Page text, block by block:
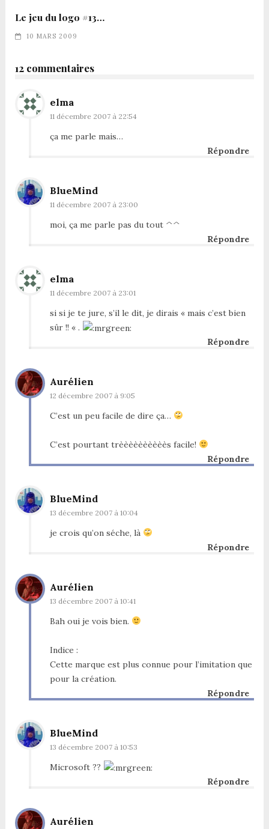
Le jeu du logo #13…
10 MARS 2009
12 commentaires
elma
11 décembre 2007 à 22:54
ça me parle mais…
Répondre
BlueMind
11 décembre 2007 à 23:00
moi, ça me parle pas du tout ^^
Répondre
elma
11 décembre 2007 à 23:01
si si je te jure, s’il le dit, je dirais « mais c’est bien
sûr !! « .
Répondre
Aurélien
12 décembre 2007 à 9:05
C’est un peu facile de dire ça…
C’est pourtant trèèèèèèèèèès facile!
Répondre
BlueMind
13 décembre 2007 à 10:04
je crois qu’on séche, là
Répondre
Aurélien
13 décembre 2007 à 10:41
Bah oui je vois bien.
Indice :
Cette marque est plus connue pour l’imitation que
pour la création.
Répondre
BlueMind
13 décembre 2007 à 10:53
Microsoft ??
Répondre
Aurélien